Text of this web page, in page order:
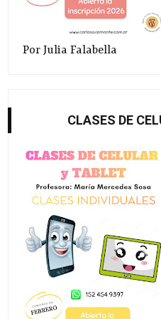
Por Julia Falabella
CLASES DE